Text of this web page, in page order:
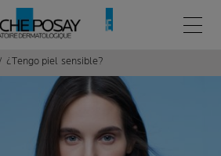
Menú
¿Tengo piel sensible?